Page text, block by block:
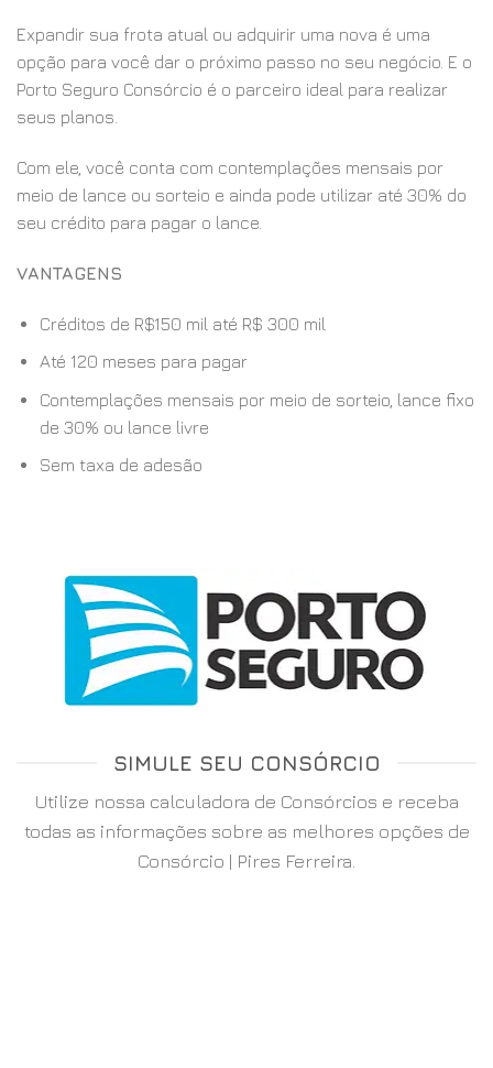
Expandir sua frota atual ou adquirir uma nova é uma
opção para você dar o próximo passo no seu negócio. E o
Porto Seguro Consórcio é o parceiro ideal para realizar
seus planos.
Com ele, você conta com contemplações mensais por
meio de lance ou sorteio e ainda pode utilizar até 30% do
seu crédito para pagar o lance.
VANTAGENS
Créditos de R$150 mil até R$ 300 mil
Até 120 meses para pagar
Contemplações mensais por meio de sorteio, lance fixo
de 30% ou lance livre
Sem taxa de adesão
SIMULE SEU CONSÓRCIO
Utilize nossa calculadora de Consórcios e receba
todas as informações sobre as melhores opções de
Consórcio | Pires Ferreira.